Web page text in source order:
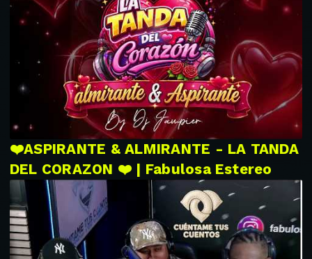
❤️ASPIRANTE & ALMIRANTE - LA TANDA
DEL CORAZON ❤️ | Fabulosa Estereo